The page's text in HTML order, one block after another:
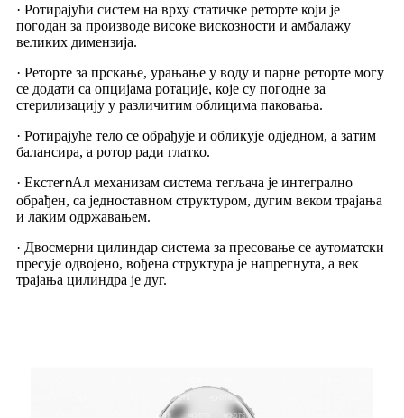
· Ротирајући систем на врху статичке реторте који је
погодан за производе високе вискозности и амбалажу
великих димензија.
· Реторте за прскање, урањање у воду и парне реторте могу
се додати са опцијама ротације, које су погодне за
стерилизацију у различитим облицима паковања.
· Ротирајуће тело се обрађује и обликује одједном, а затим
балансира, а ротор ради глатко.
· ЕкстеrnАл механизам система тегљача је интегрално
обрађен, са једноставном структуром, дугим веком трајања
и лаким одржавањем.
· Двосмерни цилиндар система за пресовање се аутоматски
пресује одвојено, вођена структура је напрегнута, а век
трајања цилиндра је дуг.